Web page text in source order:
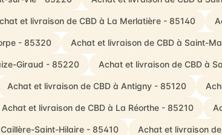
et livraison de CBD à La Merlatière - 85140
- 85320 Achat et livraison de CBD à Saint-
Giraud - 85220 Achat et livraison de CBD à
Achat et livraison de CBD à Antigny - 85120
Achat et livraison de CBD à La Réorthe - 85210
Saint-Hilaire - 85410 Achat et livraison